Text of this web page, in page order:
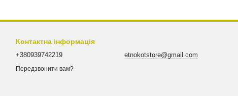
Контактна інформація
+380939742219
Передзвонити вам?
etnokotstore@gmail.com